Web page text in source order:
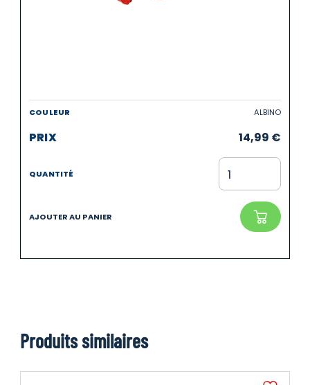
ALBINO
14,99 €
Produits similaires